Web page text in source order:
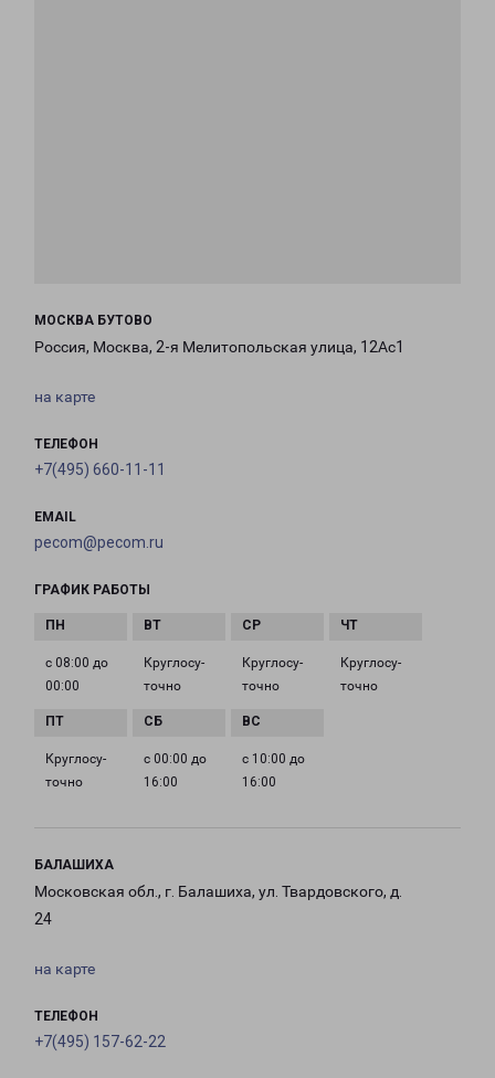
МОСКВА БУТОВО
Россия, Москва, 2-я Мелитопольская улица, 12Ас1
на карте
ТЕЛЕФОН
+7(495) 660-11-11
EMAIL
pecom@pecom.ru
ГРАФИК РАБОТЫ
с 08:00 до
00:00
Круглосу­
точно
Круглосу­
точно
Круглосу­
точно
Круглосу­
точно
с 00:00 до
16:00
с 10:00 до
16:00
БАЛАШИХА
Московская обл., г. Балашиха, ул. Твардовского, д.
24
на карте
ТЕЛЕФОН
+7(495) 157-62-22